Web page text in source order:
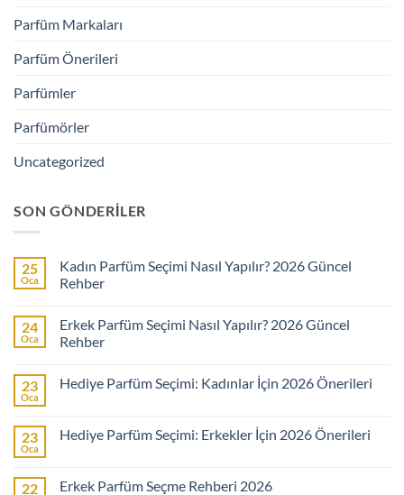
Parfüm Markaları
Parfüm Önerileri
Parfümler
Parfümörler
Uncategorized
SON GÖNDERILER
25
Oca
Kadın Parfüm Seçimi Nasıl Yapılır? 2026 Güncel
Rehber
Kadın
Parfüm
Seçimi
2026
24
Oca
Erkek Parfüm Seçimi Nasıl Yapılır? 2026 Güncel
Rehber
Erkek
Yapılır?
2026
23
Oca
Hediye Parfüm Seçimi: Kadınlar İçin 2026 Önerileri
Parfüm
2026
23
Oca
Hediye Parfüm Seçimi: Erkekler İçin 2026 Önerileri
Parfüm
22 Erkek Parfüm Seçme Rehberi 2026